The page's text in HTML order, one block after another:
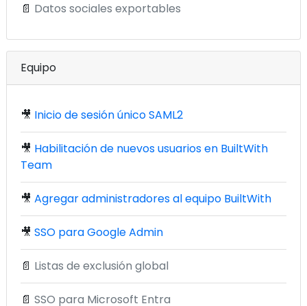
📄 Datos sociales exportables
Equipo
🎥 Inicio de sesión único SAML2
🎥 Habilitación de nuevos usuarios en BuiltWith
Team
🎥 Agregar administradores al equipo BuiltWith
🎥 SSO para Google Admin
📄 Listas de exclusión global
📄 SSO para Microsoft Entra